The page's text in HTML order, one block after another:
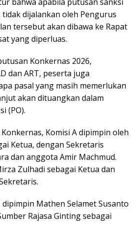
bahwa apabila putusan sanksi
dijalankan oleh Pengurus
tersebut akan dibawa ke Rapat
yang diperluas.
Konkernas 2026,
dan ART, peserta juga
pasal yang masih memerlukan
akan dituangkan dalam
(PO).
Komisi A dipimpin oleh
Ketua, dengan Sekretaris
dan anggota Amir Machmud.
Zulhadi sebagai Ketua dan
dipimpin Mathen Selamet Susanto
Rajasa Ginting sebagai